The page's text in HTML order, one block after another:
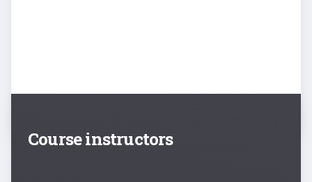
Course instructors